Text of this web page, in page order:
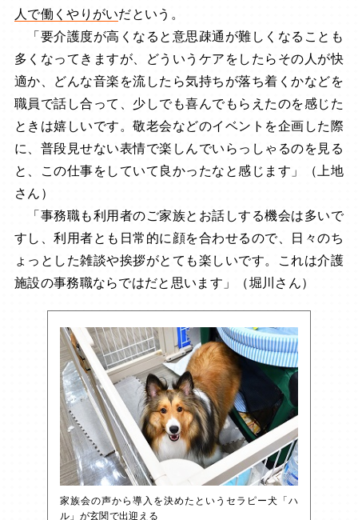
人で働くやりがいだという。
「要介護度が高くなると意思疎通が難しくなることも
多くなってきますが、どういうケアをしたらその人が快
適か、どんな音楽を流したら気持ちが落ち着くかなどを
職員で話し合って、少しでも喜んでもらえたのを感じた
ときは嬉しいです。敬老会などのイベントを企画した際
に、普段見せない表情で楽しんでいらっしゃるのを見る
と、この仕事をしていて良かったなと感じます」（上地
さん）
「事務職も利用者のご家族とお話しする機会は多いで
すし、利用者とも日常的に顔を合わせるので、日々のち
ょっとした雑談や挨拶がとても楽しいです。これは介護
施設の事務職ならではだと思います」（堀川さん）
家族会の声から導入を決めたというセラピー犬「ハ
ル」が玄関で出迎える